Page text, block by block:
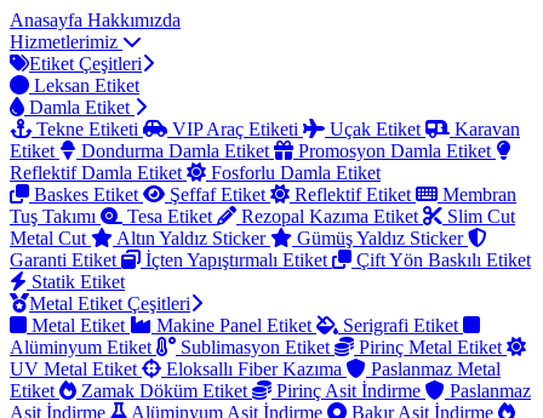
Anasayfa Hakkımızda
Hizmetlerimiz
Etiket Çeşitleri
Leksan Etiket
Damla Etiket
Tekne Etiketi
VIP Araç Etiketi Uçak Etiket
Karavan
Etiket
Dondurma Damla Etiket
Promosyon Damla Etiket
Reflektif Damla Etiket
Fosforlu Damla Etiket
Baskes Etiket
Şeffaf Etiket Reflektif Etiket
Membran
Tuş Takımı
Tesa Etiket Rezopal Kazıma Etiket
Slim Cut
Metal Cut
Altın Yaldız Sticker
Gümüş Yaldız Sticker
Garanti Etiket
İçten Yapıştırmalı Etiket
Çift Yön Baskılı Etiket
Statik Etiket
Metal Etiket Çeşitleri
Metal Etiket
Makine Panel Etiket
Serigrafi Etiket
Alüminyum Etiket
Sublimasyon Etiket
Pirinç Metal Etiket
UV Metal Etiket
Eloksallı Fiber Kazıma
Paslanmaz Metal
Etiket
Zamak Döküm Etiket Pirinç Asit İndirme
Paslanmaz
Asit İndirme
Alüminyum Asit İndirme
Bakır Asit İndirme